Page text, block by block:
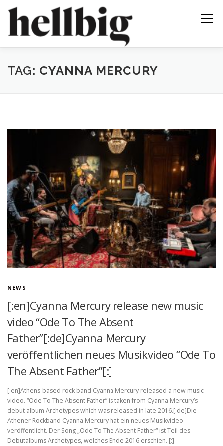
content
Menu
HOME CONTACT
TAG: CYANNA MERCURY
NEWS
[:en]Cyanna Mercury release new music
video “Ode To The Absent
Father”[:de]Cyanna Mercury
veröffentlichen neues Musikvideo “Ode To
The Absent Father”[:]
[:en]Athens-based rock band Cyanna Mercury released a new music
video. “Ode To The Absent Father” is taken from Cyanna Mercury’s
debut album Archetypes which was released in late 2016.[:de]Die
Athener Rockband Cyanna Mercury hat ein neues Musikvideo
veröffentlicht. Der Song „Ode To The Absent Father“ ist Teil des
Debutalbums Archetypes, welches Ende 2016 erschien. [:]